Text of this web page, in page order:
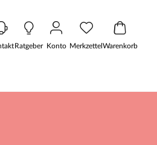
Ratgeber Konto MerkzettelWarenkorb